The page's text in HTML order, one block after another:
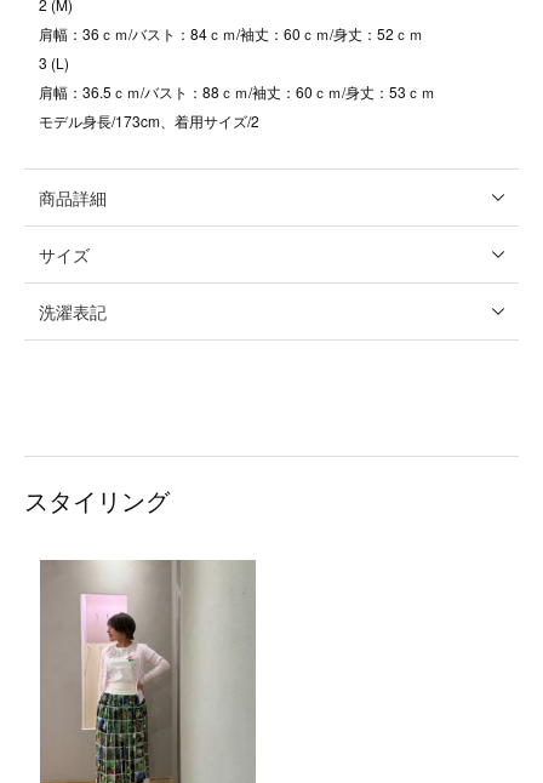
2 (M)
肩幅：36ｃｍ/バスト：84ｃｍ/袖丈：60ｃｍ/身丈：52ｃｍ
3 (L)
肩幅：36.5ｃｍ/バスト：88ｃｍ/袖丈：60ｃｍ/身丈：53ｃｍ
モデル身長/173cm、着用サイズ/2
商品詳細
サイズ
洗濯表記
スタイリング